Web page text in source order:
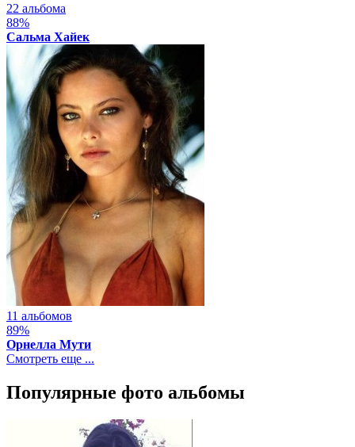
22 альбома
88%
Сальма Хайек
11 альбомов
89%
Орнелла Мути
Смотреть еще ...
Популярные фото альбомы